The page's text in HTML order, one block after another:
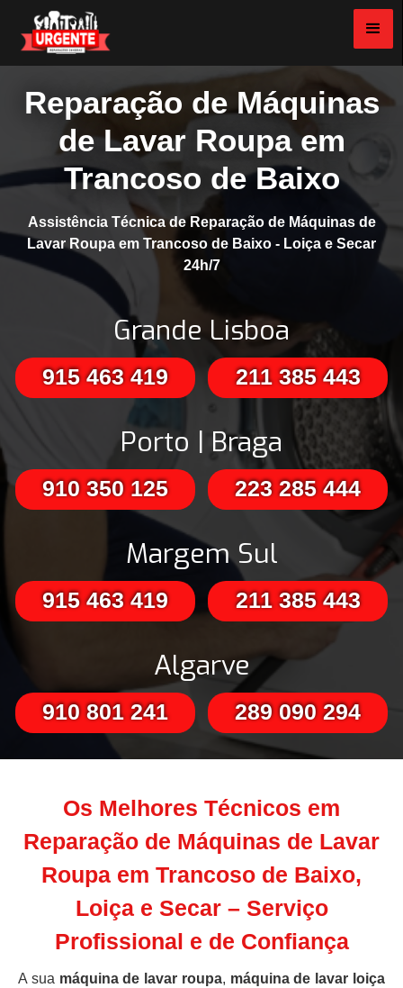
Reparação de Máquinas
de Lavar Roupa em
Trancoso de Baixo
Assistência Técnica de Reparação de Máquinas de
Lavar Roupa em Trancoso de Baixo - Loiça e Secar
24h/7
Grande Lisboa
915 463 419 211 385 443
Porto | Braga
910 350 125 223 285 444
Margem Sul
915 463 419 211 385 443
Algarve
910 801 241 289 090 294
Os Melhores Técnicos em
Reparação de Máquinas de Lavar
Roupa em Trancoso de Baixo,
Loiça e Secar – Serviço
Profissional e de Confiança
A sua máquina de lavar roupa, máquina de lavar loiça